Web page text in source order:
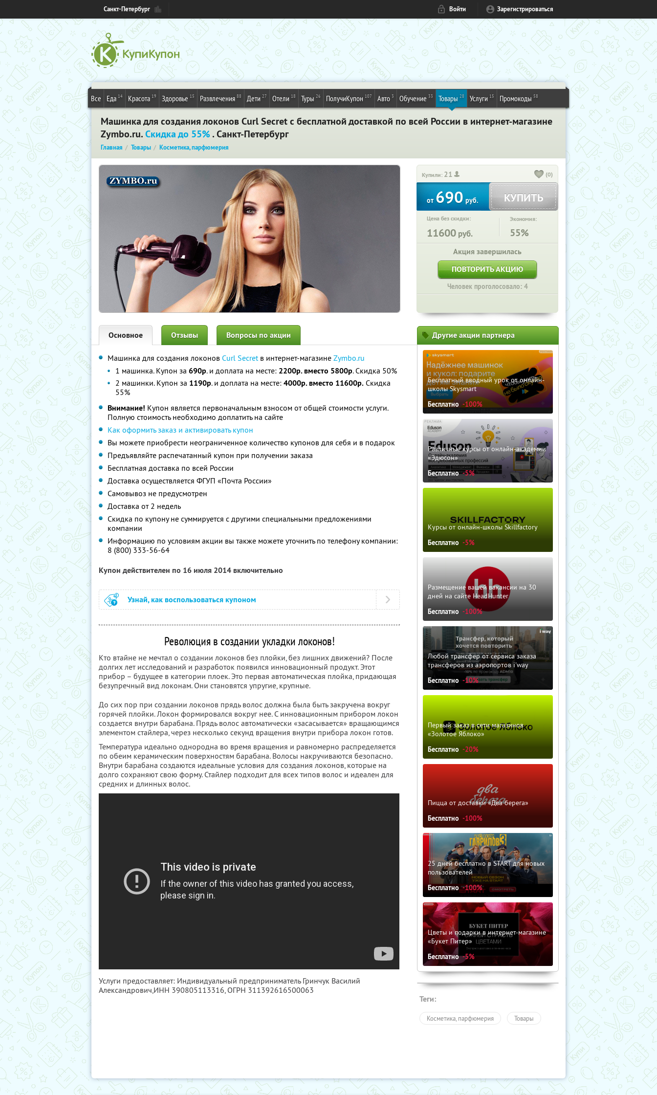
Санкт-Петербург Войти Зарегистрироваться
Все Еда 14 Красота 19 Здоровье 15 Развлечения 88 Дети 27 Отели 18 Туры 26 ПолучиКупон 107 Авто 3 Обучение 33 Товары 28 Услуги 15 Промокоды 58
Машинка для создания локонов Curl Secret с бесплатной доставкой по всей России в интернет-магазине
Zymbo.ru.Скидка до 55%. Санкт-Петербург
Главная Товары Косметика, парфюмерия
Купили: 21 (0)
от690руб. КУПИТЬ
Цена без скидки:
11600 руб.
Экономия:
55%
Акция завершилась
ПОВТОРИТЬ АКЦИЮ
Человек проголосовало: 4
Основное Отзывы Вопросы по акции
Машинка для создания локонов Curl Secretв интернет-магазине Zymbo.ru
1 машинка. Купон за 690р. и доплата на месте: 2200р. вместо 5800р. Скидка 50%
2 машинки. Купон за 1190р. и доплата на месте: 4000р. вместо 11600р. Скидка
55%
Внимание! Купон является первоначальным взносом от общей стоимости услуги.
Полную стоимость необходимо доплатить на сайте
Как оформить заказ и активировать купон
Вы можете приобрести неограниченное количество купонов для себя и в подарок
Предъявляйте распечатанный купон при получении заказа
Бесплатная доставка по всей России
Доставка осуществляется ФГУП «Почта России»
Самовывоз не предусмотрен
Доставка от 2 недель
Скидка по купону не суммируется с другими специальными предложениями
компании
Информацию по условиям акции вы также можете уточнить по телефону компании:
8 (800) 333-56-64
Купон действителен по 16 июля 2014 включительно
Узнай, как воспользоваться купоном
Революция в создании укладки локонов!
Кто втайне не мечтал о создании локонов без плойки, без лишних движений? После
долгих лет исследований и разработок появился инновационный продукт. Этот
прибор – будущее в категории плоек. Это первая автоматическая плойка, придающая
безупречный вид локонам. Они становятся упругие, крупные.
До сих пор при создании локонов прядь волос должна была быть закручена вокруг
горячей плойки. Локон формировался вокруг нее. С инновационным прибором локон
создается внутри барабана. Прядь волос автоматически «засасывается» вращающимся
элементом стайлера, через несколько секунд вращения внутри прибора локон готов.
Температура идеально однородна во время вращения и равномерно распределяется
по обеим керамическим поверхностям барабана. Волосы накручиваются безопасно.
Внутри барабана создаются идеальные условия для создания локонов, которые на
долго сохраняют свою форму. Стайлер подходит для всех типов волос и идеален для
средних и длинных волос.
Услуги предоставляет: Индивидуальный предприниматель Гринчук Василий
Александрович,ИНН 390805113316, ОГРН 311392616500063
Другие акции партнера
Бесплатный вводный урок от онлайн-
школы Skysmart
Бесплатно -100%
Различные курсы от онлайн-академии
«Эдюсон»
Бесплатно -5%
Курсы от онлайн-школы Skillfactory
Бесплатно -5%
Размещение вашей вакансии на 30
дней на сайте HeadHunter
Бесплатно -100%
Любой трансфер от сервиса заказа
трансферов из аэропортов i'way
Бесплатно -10%
Первый заказ в сети магазинов
«Золотое Яблоко»
Бесплатно -20%
Пицца от доставки «Два берега»
Бесплатно -100%
25 дней бесплатно в START для новых
пользователей
Бесплатно -100%
Цветы и подарки в интернет-магазине
«Букет Питер»
Бесплатно -5%
Теги:
Косметика, парфюмерия Товары